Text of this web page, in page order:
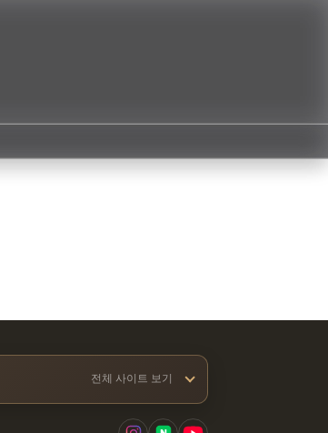
전체 사이트 보기